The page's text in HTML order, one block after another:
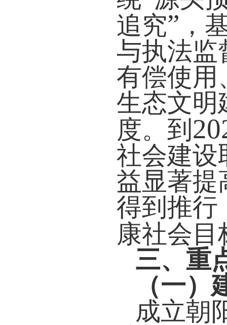
追究” ，
与执法监
有偿使用
生态文明
度。到
社会建设
益显著提
得到推行
康社会目
三、重
（一
成立朝